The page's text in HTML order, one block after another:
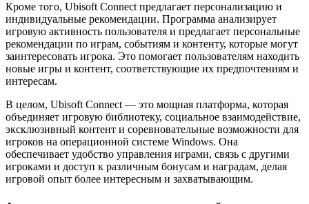
Кроме того, Ubisoft Connect предлагает персонализацию и
индивидуальные рекомендации. Программа анализирует
игровую активность пользователя и предлагает персональные
рекомендации по играм, событиям и контенту, которые могут
заинтересовать игрока. Это помогает пользователям находить
новые игры и контент, соответствующие их предпочтениям и
интересам.
В целом, Ubisoft Connect — это мощная платформа, которая
объединяет игровую библиотеку, социальное взаимодействие,
эксклюзивный контент и соревновательные возможности для
игроков на операционной системе Windows. Она
обеспечивает удобство управления играми, связь с другими
игроками и доступ к различным бонусам и наградам, делая
игровой опыт более интересным и захватывающим.